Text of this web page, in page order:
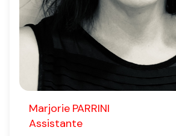
Marjorie PARRINI
Assistante